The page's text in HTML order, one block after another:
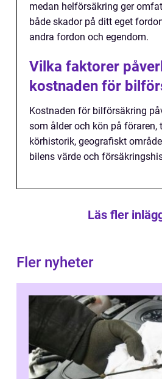
medan helförsäkring ger
både skador på ditt eget
andra fordon och egendom.
Vilka faktorer
kostnaden för
Kostnaden för bilförsäkring
som ålder och kön på föraren,
körhistorik, geografiskt
bilens värde och
Läs fler
Fler nyheter